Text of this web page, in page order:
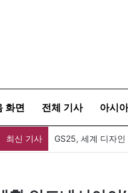
화면 전체 기사 아시아
최신 기사